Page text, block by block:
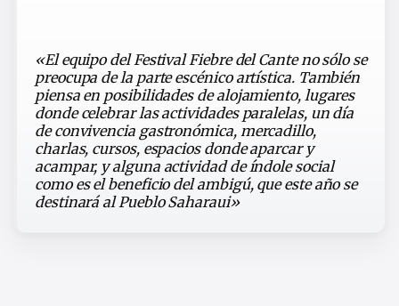
«El equipo del Festival Fiebre del Cante no sólo se
preocupa de la parte escénico artística. También
piensa en posibilidades de alojamiento, lugares
donde celebrar las actividades paralelas, un día
de convivencia gastronómica, mercadillo,
charlas, cursos, espacios donde aparcar y
acampar, y alguna actividad de índole social
como es el beneficio del ambigú, que este año se
destinará al Pueblo Saharaui»